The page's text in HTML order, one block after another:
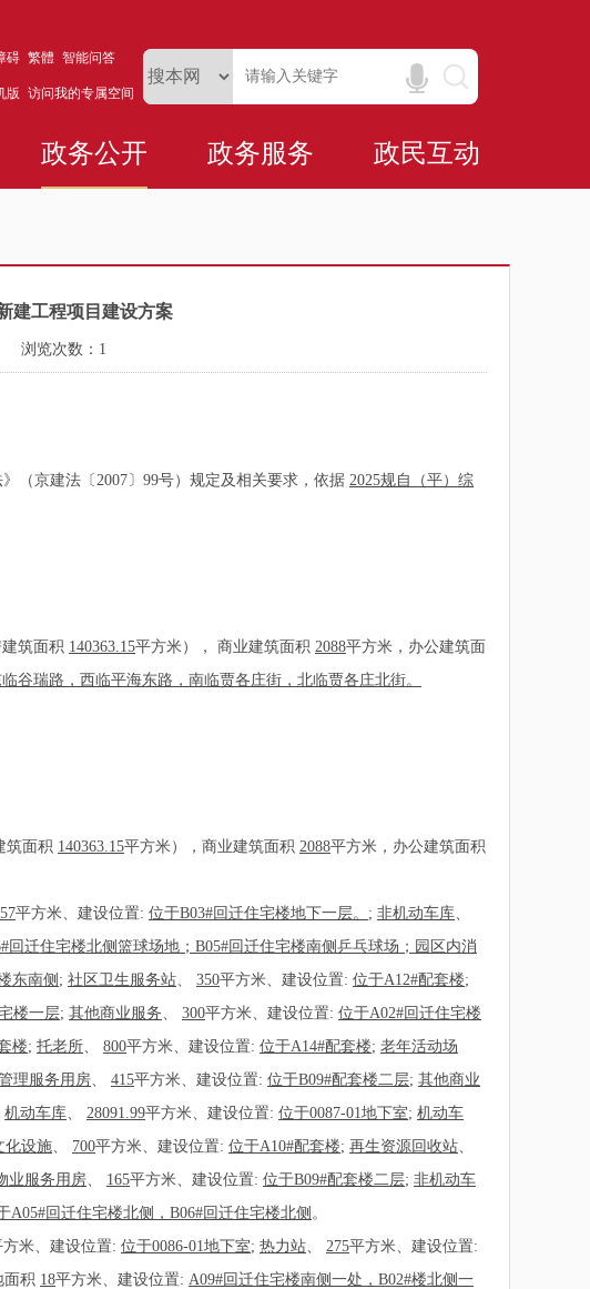
碍 繁體 智能问答
版 访问我的专属空间
政务公开 政务服务 政民互动
建工程项目建设方案
浏览次数： 1
（京建法〔2007〕99号）规定及相关要求，依据 2025规自（平）综
筑面积 140363.15平方米）， 商业建筑面积 2088平方米，办公建筑面
临谷瑞路，西临平海东路，南临贾各庄街，北临贾各庄北街。
筑面积 140363.15平方米），商业建筑面积 2088平方米，办公建筑面积
平方米、建设位置: 位于B03#回迁住宅楼地下一层。 ; 非机动车库、
回迁住宅楼北侧篮球场地；B05#回迁住宅楼南侧乒乓球场；园区内消
东南侧 ; 社区卫生服务站、 350平方米、建设位置: 位于A12#配套楼;
楼一层; 其他商业服务、 300平方米、建设位置: 位于A02#回迁住宅楼
楼; 托老所、 800平方米、建设位置: 位于A14#配套楼; 老年活动场
理服务用房、 415平方米、建设位置: 位于B09#配套楼二层; 其他商业
机动车库、 28091.99平方米、建设位置: 位于0087-01地下室; 机动车
化设施、 700平方米、建设位置: 位于A10#配套楼; 再生资源回收站、
业服务用房、 165平方米、建设位置: 位于B09#配套楼二层; 非机动车
A05#回迁住宅楼北侧，B06#回迁住宅楼北侧 。
方米、建设位置: 位于0086-01地下室; 热力站、 275平方米、建设位置:
面积 18平方米、建设位置: A09#回迁住宅楼南侧一处，B02#楼北侧一